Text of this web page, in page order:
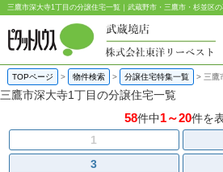
TOPページ > 物件検索 > 分譲住宅特集一覧 > 三鷹
三鷹市深大寺1丁目の分譲住宅一覧
58件中1～20件を
1
3